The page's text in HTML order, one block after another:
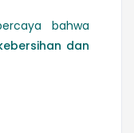
bahwa
dan